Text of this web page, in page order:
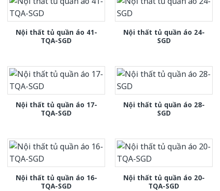
Nội thất tủ quần áo 41-
TQA-SGD
Nội thất tủ quần áo 24-
SGD
Nội thất tủ quần áo 17-
TQA-SGD
Nội thất tủ quần áo 28-
SGD
Nội thất tủ quần áo 16-
TQA-SGD
Nội thất tủ quần áo 20-
TQA-SGD